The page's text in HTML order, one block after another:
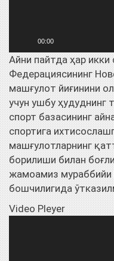
00:00
Айни пайтда ҳар
Федерациясининг
машғулот йиғинини
учун ушбу ҳудуднинг
спорт базасининг
спортига
машғулотларнинг
борилиши билан
жамоамиз мураббийи
бошчилигида
Video Pleyer